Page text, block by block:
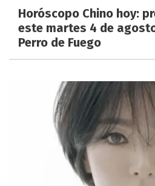
Horóscopo Chino hoy:
este martes 4 de
Perro de Fuego